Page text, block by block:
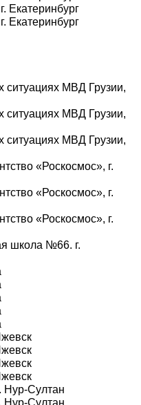
Екатеринбург
Екатеринбург
ситуациях МВД Грузии,
ситуациях МВД Грузии,
ситуациях МВД Грузии,
«Роскосмос», г.
«Роскосмос», г.
«Роскосмос», г.
школа №66. г.
Нур-Султан
Нур-Султан